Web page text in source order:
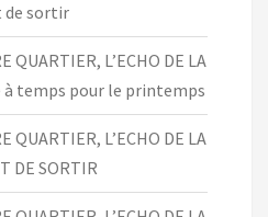
de sortir
QUARTIER, L’ECHO DE LA
à temps pour le printemps
QUARTIER, L’ECHO DE LA
DE SORTIR